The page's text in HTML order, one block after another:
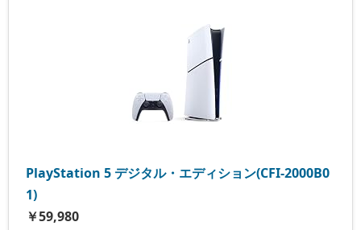
PlayStation 5 デジタル・エディション(CFI-2000B0
1)
￥59,980